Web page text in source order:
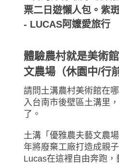
體驗農村就是美術
文農場（休園中/行
請問土溝農村美術館在
入台南市後壁區土溝里
了。
土溝「優雅農夫藝文農
年將廢棄工廠打造成親
Lucas在這裡自由奔跑